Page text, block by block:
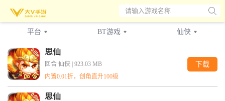
请输入游戏名称
平台
全部
BT游戏
全部
网页游戏
仙侠
全部
卡牌 放置
武侠 魔幻 回合
思仙
回合 仙侠 | 923.03 MB
内置0.01折，创角直升100级
下载
思仙